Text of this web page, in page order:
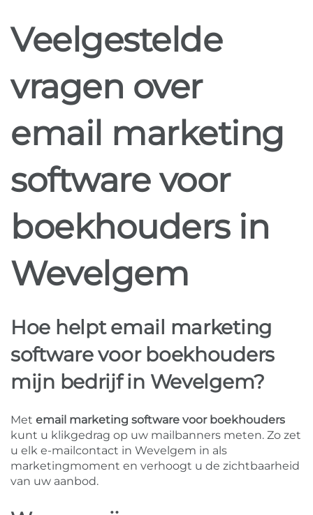
Veelgestelde
vragen over
email marketing
software voor
boekhouders in
Wevelgem
Hoe helpt email marketing
software voor boekhouders
mijn bedrijf in Wevelgem?
Met email marketing software voor boekhouders
kunt u klikgedrag op uw mailbanners meten. Zo zet
u elk e-mailcontact in Wevelgem in als
marketingmoment en verhoogt u de zichtbaarheid
van uw aanbod.